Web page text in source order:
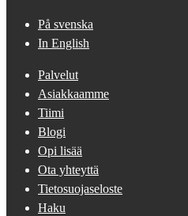
På svenska
In English
Palvelut
Asiakkaamme
Tiimi
Blogi
Opi lisää
Ota yhteyttä
Tietosuojaseloste
Haku